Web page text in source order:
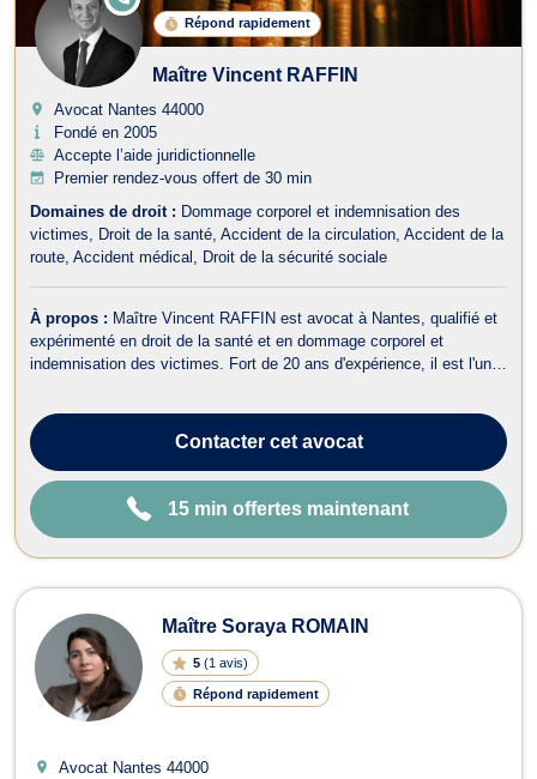
Répond rapidement
N
G
E
Maître Vincent RAFFIN
Avocat Nantes 44000
Fondé en 2005
Accepte l’aide juridictionnelle
Premier rendez-vous offert de 30 min
Domaines de droit : Dommage corporel et indemnisation des
victimes
Droit de la santé Accident de la circulation Accident de la
route Accident médical Droit de la sécurité sociale
À propos : Maître Vincent RAFFIN est avocat à Nantes, qualifié et
expérimenté en droit de la santé et en dommage corporel et
indemnisation des victimes. Fort de 20 ans d'expérience, il est l'un
droit de la sa...
Contactercet avocat
15 min offertes maintenant
Maître Soraya ROMAIN
5 (1 avis)
Répond rapidement
Avocat Nantes 44000